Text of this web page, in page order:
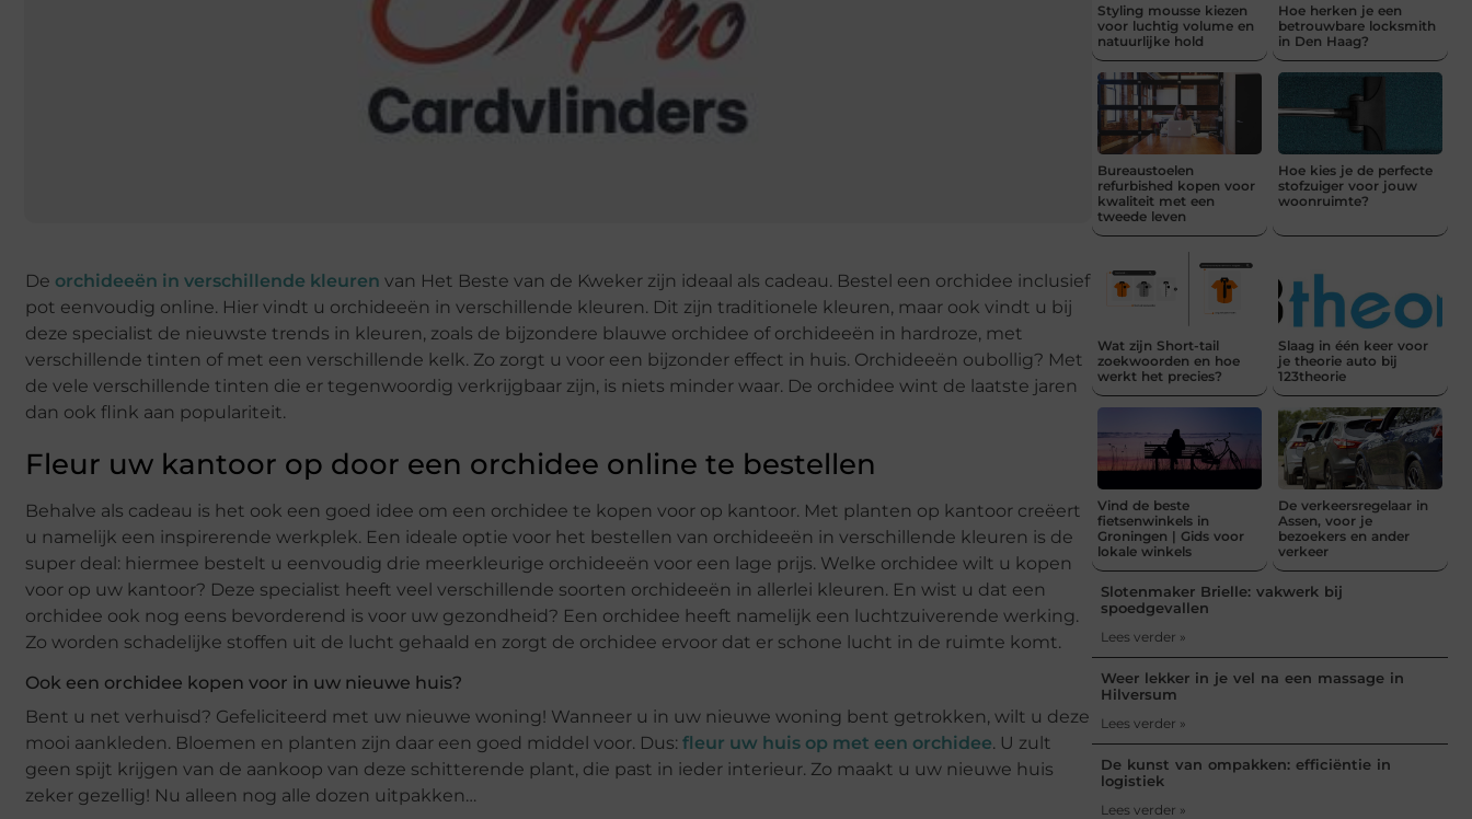
De orchideeën in verschillende kleuren van Het Beste van de Kweker zijn ideaal als cadeau. Bestel een orchidee inclusief
pot eenvoudig online. Hier vindt u orchideeën in verschillende kleuren. Dit zijn traditionele kleuren, maar ook vindt u bij
deze specialist de nieuwste trends in kleuren, zoals de bijzondere blauwe orchidee of orchideeën in hardroze, met
verschillende tinten of met een verschillende kelk. Zo zorgt u voor een bijzonder effect in huis. Orchideeën oubollig? Met
de vele verschillende tinten die er tegenwoordig verkrijgbaar zijn, is niets minder waar. De orchidee wint de laatste jaren
dan ook flink aan populariteit.
Fleur uw kantoor op door een orchidee online te bestellen
Behalve als cadeau is het ook een goed idee om een orchidee te kopen voor op kantoor. Met planten op kantoor creëert
u namelijk een inspirerende werkplek. Een ideale optie voor het bestellen van orchideeën in verschillende kleuren is de
super deal: hiermee bestelt u eenvoudig drie meerkleurige orchideeën voor een lage prijs. Welke orchidee wilt u kopen
voor op uw kantoor? Deze specialist heeft veel verschillende soorten orchideeën in allerlei kleuren. En wist u dat een
orchidee ook nog eens bevorderend is voor uw gezondheid? Een orchidee heeft namelijk een luchtzuiverende werking.
Zo worden schadelijke stoffen uit de lucht gehaald en zorgt de orchidee ervoor dat er schone lucht in de ruimte komt.
Ook een orchidee kopen voor in uw nieuwe huis?
Bent u net verhuisd? Gefeliciteerd met uw nieuwe woning! Wanneer u in uw nieuwe woning bent getrokken, wilt u deze
mooi aankleden. Bloemen en planten zijn daar een goed middel voor. Dus: fleur uw huis op met een orchidee. U zult
geen spijt krijgen van de aankoop van deze schitterende plant, die past in ieder interieur. Zo maakt u uw nieuwe huis
zeker gezellig! Nu alleen nog alle dozen uitpakken…
Styling mousse kiezen
voor luchtig volume en
natuurlijke hold
Hoe herken je een
betrouwbare locksmith
in Den Haag?
Bureaustoelen
refurbished kopen voor
kwaliteit met een
tweede leven
Hoe kies je de perfecte
stofzuiger voor jouw
woonruimte?
Wat zijn Short-tail
zoekwoorden en hoe
werkt het precies?
Slaag in één keer voor
je theorie auto bij
123theorie
Vind de beste
fietsenwinkels in
Groningen | Gids voor
lokale winkels
De verkeersregelaar in
Assen, voor je
bezoekers en ander
verkeer
Slotenmaker Brielle: vakwerk bij
spoedgevallen
Lees verder »
Weer lekker in je vel na een massage in
Hilversum
Lees verder »
De kunst van ompakken: efficiëntie in
logistiek
Lees verder »